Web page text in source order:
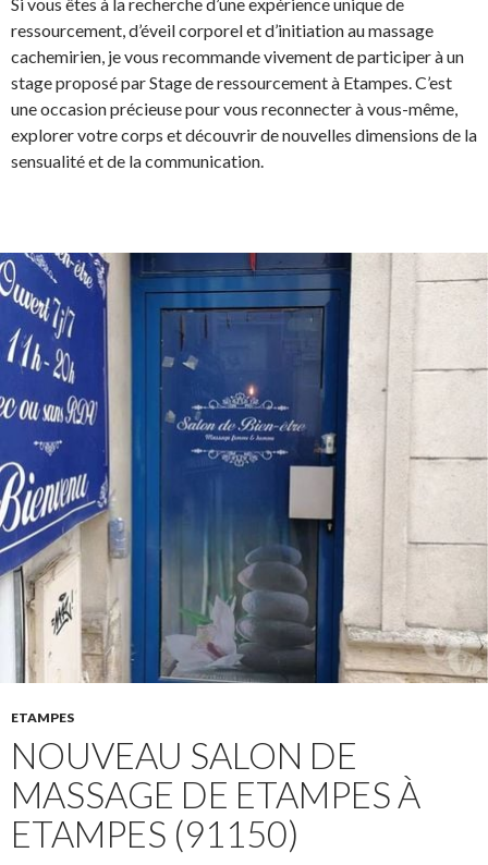
ressourcement, d’éveil corporel et d’initiation au massage
cachemirien, je vous recommande vivement de participer à un
stage proposé par Stage de ressourcement à Etampes. C’est
une occasion précieuse pour vous reconnecter à vous-même,
explorer votre corps et découvrir de nouvelles dimensions de la
sensualité et de la communication.
ETAMPES
NOUVEAU SALON DE
MASSAGE DE ETAMPES À
ETAMPES (91150)